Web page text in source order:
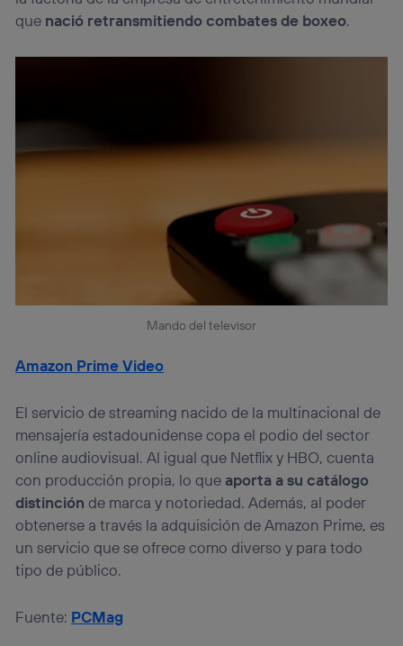
que nació retransmitiendo combates de boxeo.
Mando del televisor
Amazon Prime Video
El servicio de streaming nacido de la multinacional de
mensajería estadounidense copa el podio del sector
online audiovisual. Al igual que Netflix y HBO, cuenta
con producción propia, lo que aporta a su catálogo
distinción de marca y notoriedad. Además, al poder
obtenerse a través la adquisición de Amazon Prime, es
un servicio que se ofrece como diverso y para todo
tipo de público.
Fuente: PCMag